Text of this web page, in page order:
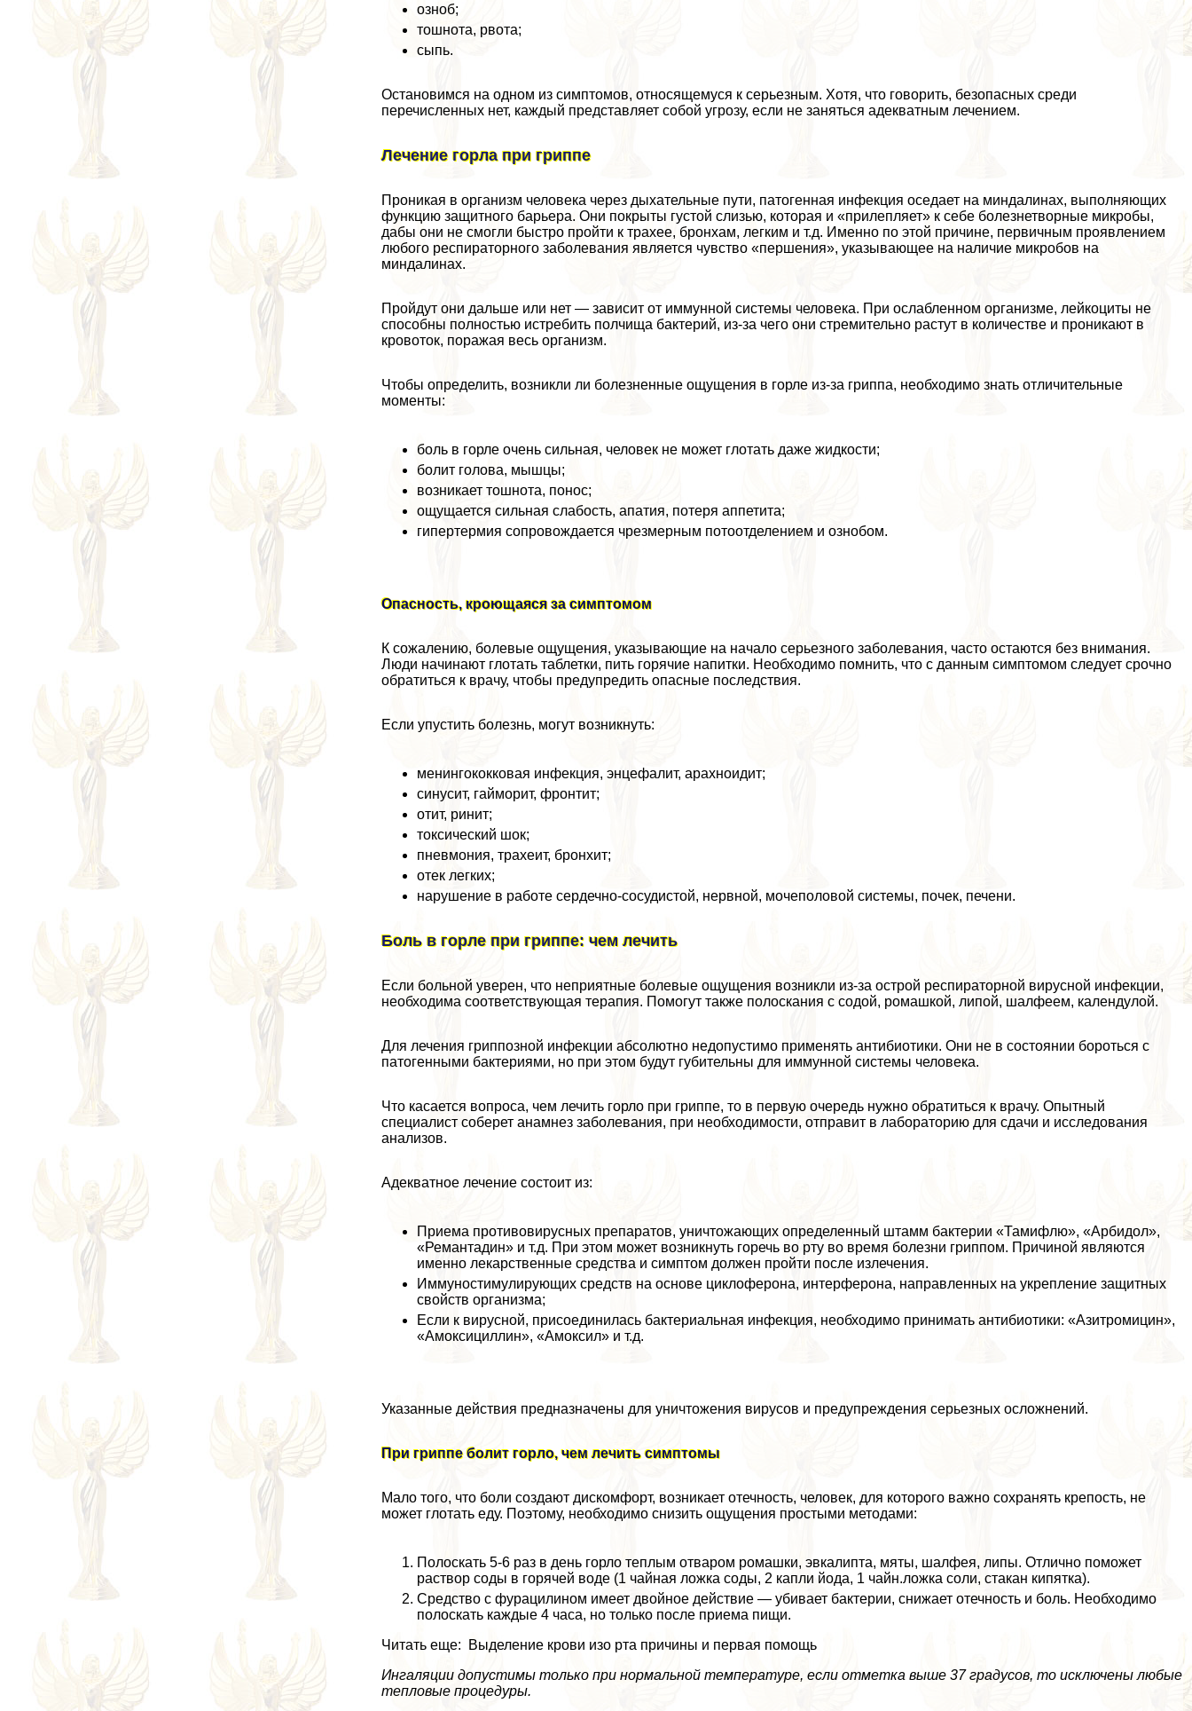
озноб;
тошнота, рвота;
сыпь.
Остановимся на одном из симптомов, относящемуся к серьезным. Хотя, что говорить, безопасных среди
перечисленных нет, каждый представляет собой угрозу, если не заняться адекватным лечением.
Лечение горла при гриппе
Проникая в организм человека через дыхательные пути, патогенная инфекция оседает на миндалинах, выполняющих
функцию защитного барьера. Они покрыты густой слизью, которая и «прилепляет» к себе болезнетворные микробы,
дабы они не смогли быстро пройти к трахее, бронхам, легким и т.д. Именно по этой причине, первичным проявлением
любого респираторного заболевания является чувство «першения», указывающее на наличие микробов на
миндалинах.
Пройдут они дальше или нет — зависит от иммунной системы человека. При ослабленном организме, лейкоциты не
способны полностью истребить полчища бактерий, из-за чего они стремительно растут в количестве и проникают в
кровоток, поражая весь организм.
Чтобы определить, возникли ли болезненные ощущения в горле из-за гриппа, необходимо знать отличительные
моменты:
боль в горле очень сильная, человек не может глотать даже жидкости;
болит голова, мышцы;
возникает тошнота, понос;
ощущается сильная слабость, апатия, потеря аппетита;
гипертермия сопровождается чрезмерным потоотделением и ознобом.
Опасность, кроющаяся за симптомом
К сожалению, болевые ощущения, указывающие на начало серьезного заболевания, часто остаются без внимания.
Люди начинают глотать таблетки, пить горячие напитки. Необходимо помнить, что с данным симптомом следует срочно
обратиться к врачу, чтобы предупредить опасные последствия.
Если упустить болезнь, могут возникнуть:
менингококковая инфекция, энцефалит, арахноидит;
синусит, гайморит, фронтит;
отит, ринит;
токсический шок;
пневмония, трахеит, бронхит;
отек легких;
нарушение в работе сердечно-сосудистой, нервной, мочепoлoвoй системы, почек, печени.
Боль в горле при гриппе: чем лечить
Если больной уверен, что неприятные болевые ощущения возникли из-за острой респираторной вирусной инфекции,
необходима соответствующая терапия. Помогут также полоскания с содой, ромашкой, липой, шалфеем, календулой.
Для лечения гриппозной инфекции абсолютно недопустимо применять антибиотики. Они не в состоянии бороться с
патогенными бактериями, но при этом будут губительны для иммунной системы человека.
Что касается вопроса, чем лечить горло при гриппе, то в первую очередь нужно обратиться к врачу. Опытный
специалист соберет анамнез заболевания, при необходимости, отправит в лабораторию для сдачи и исследования
анализов.
Адекватное лечение состоит из:
Приема противовирусных препаратов, уничтожающих определенный штамм бактерии «Тамифлю», «Арбидол»,
«Ремантадин» и т.д. При этом может возникнуть горечь во рту во время болезни гриппом. Причиной являются
именно лекарственные средства и симптом должен пройти после излечения.
Иммуностимулирующих средств на основе циклоферона, интерферона, направленных на укрепление защитных
свойств организма;
Если к вирусной, присоединилась бактериальная инфекция, необходимо принимать антибиотики: «Азитромицин»,
«Амоксициллин», «Амоксил» и т.д.
Указанные действия предназначены для уничтожения вирусов и предупреждения серьезных осложнений.
При гриппе болит горло, чем лечить симптомы
Мало того, что боли создают дискомфорт, возникает отечность, человек, для которого важно сохранять крепость, не
может глотать еду. Поэтому, необходимо снизить ощущения простыми методами:
Полоскать 5-6 раз в день горло теплым отваром ромашки, эвкалипта, мяты, шалфея, липы. Отлично поможет
раствор соды в горячей воде (1 чайная ложка соды, 2 капли йода, 1 чайн.ложка соли, стакан кипятка).
Средство с фурацилином имеет двойное действие — убивает бактерии, снижает отечность и боль. Необходимо
полоскать каждые 4 часа, но только после приема пищи.
Читать еще: Выделение крови изо рта причины и первая помощь
Ингаляции допустимы только при нормальной температуре, если отметка выше 37 градусов, то исключены любые
тепловые процедуры.